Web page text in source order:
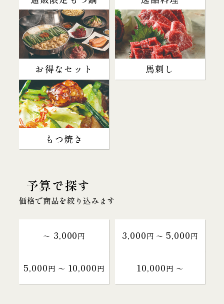
お得なセット 馬刺し
もつ焼き
予算で探す
価格で商品を絞り込みます
～ 3,000円 3,000円 〜 5,000円
5,000円 〜 10,000円 10,000円 〜